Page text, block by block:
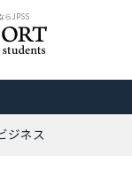
らJPSS
ジネス